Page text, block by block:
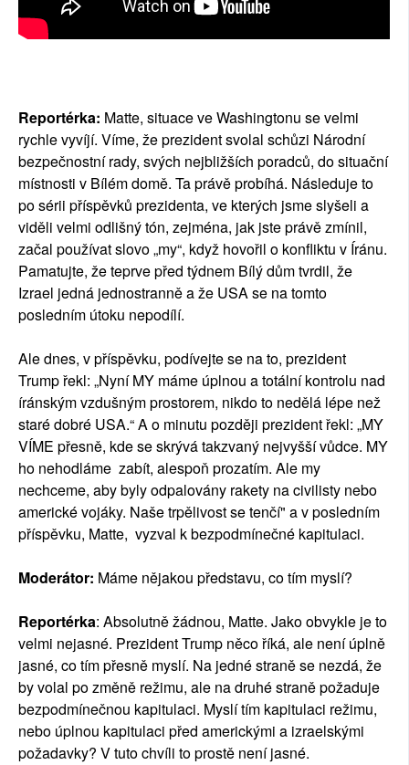
Reportérka: Matte, situace ve Washingtonu se velmi
rychle vyvíjí. Víme, že prezident svolal schůzi Národní
bezpečnostní rady, svých nejbližších poradců, do situační
místnosti v Bílém domě. Ta právě probíhá. Následuje to
po sérii příspěvků prezidenta, ve kterých jsme slyšeli a
viděli velmi odlišný tón, zejména, jak jste právě zmínil,
začal používat slovo „my“, když hovořil o konfliktu v Íránu.
Pamatujte, že teprve před týdnem Bílý dům tvrdil, že
Izrael jedná jednostranně a že USA se na tomto
posledním útoku nepodílí.
Ale dnes, v příspěvku, podívejte se na to, prezident
Trump řekl: „Nyní MY máme úplnou a totální kontrolu nad
íránským vzdušným prostorem, nikdo to nedělá lépe než
staré dobré USA.“ A o minutu později prezident řekl: „MY
VÍME přesně, kde se skrývá takzvaný nejvyšší vůdce. MY
ho nehodláme zabít, alespoň prozatím. Ale my
nechceme, aby byly odpalovány rakety na civilisty nebo
americké vojáky. Naše trpělivost se tenčí" a v posledním
příspěvku, Matte, vyzval k bezpodmínečné kapitulaci.
Moderátor: Máme nějakou představu, co tím myslí?
Reportérka: Absolutně žádnou, Matte. Jako obvykle je to
velmi nejasné. Prezident Trump něco říká, ale není úplně
jasné, co tím přesně myslí. Na jedné straně se nezdá, že
by volal po změně režimu, ale na druhé straně požaduje
bezpodmínečnou kapitulaci. Myslí tím kapitulaci režimu,
nebo úplnou kapitulaci před americkými a izraelskými
požadavky? V tuto chvíli to prostě není jasné.